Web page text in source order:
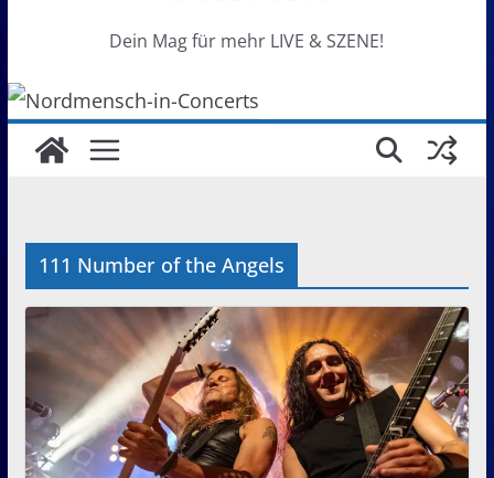
Dein Mag für mehr LIVE & SZENE!
111 Number of the Angels